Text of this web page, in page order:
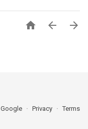
  
Google Privacy Terms